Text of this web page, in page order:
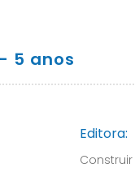
5 anos
Editora:
Construir